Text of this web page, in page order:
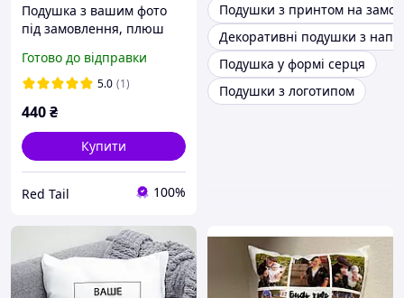
Подушка з вашим фото
під замовлення, плюш
Готово до відправки
5.0 (1)
440₴
Купити
Red Tail 100%
Подушки з принтом на
Декоративні подушки з
Подушка у формі серця
Подушки з логотипом